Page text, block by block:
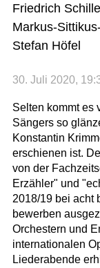
Friedrich
Markus-
Stefan Höfel
30. Juli 2020,
Selten kommt es
Sängers so
Konstantin
erschienen ist.
von der
Erzähler" und
2018/19 bei acht
bewerben
Orchestern und
internationalen
Liederabende